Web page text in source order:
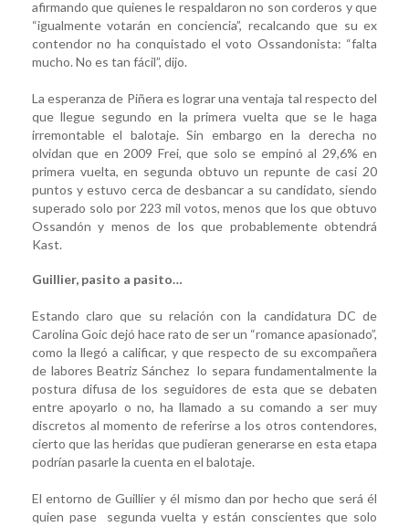
afirmando que quienes le respaldaron no son corderos y que
“igualmente votarán en conciencia”, recalcando que su ex
contendor no ha conquistado el voto Ossandonista: “falta
mucho. No es tan fácil”, dijo.
La esperanza de Piñera es lograr una ventaja tal respecto del
que llegue segundo en la primera vuelta que se le haga
irremontable el balotaje. Sin embargo en la derecha no
olvidan que en 2009 Frei, que solo se empinó al 29,6% en
primera vuelta, en segunda obtuvo un repunte de casi 20
puntos y estuvo cerca de desbancar a su candidato, siendo
superado solo por 223 mil votos, menos que los que obtuvo
Ossandón y menos de los que probablemente obtendrá
Kast.
Guillier, pasito a pasito…
Estando claro que su relación con la candidatura DC de
Carolina Goic dejó hace rato de ser un “romance apasionado”,
como la llegó a calificar, y que respecto de su excompañera
de labores Beatriz Sánchez lo separa fundamentalmente la
postura difusa de los seguidores de esta que se debaten
entre apoyarlo o no, ha llamado a su comando a ser muy
discretos al momento de referirse a los otros contendores,
cierto que las heridas que pudieran generarse en esta etapa
podrían pasarle la cuenta en el balotaje.
El entorno de Guillier y él mismo dan por hecho que será él
quien pase segunda vuelta y están conscientes que solo